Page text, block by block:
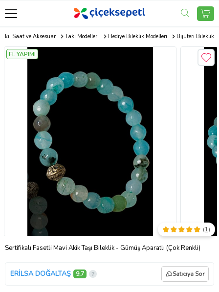
Saat ve Aksesuar Takı Modelleri Hediye Bileklik Modelleri Bijuteri Bileklik
EL YAPIMI
Sertifikalı Fasetli Mavi Akik Taşı Bileklik - Gümüş Aparatlı (Çok Renkli)
(1)
ERİLSA DOĞALTAŞ 9,7 Satıcıya Sor